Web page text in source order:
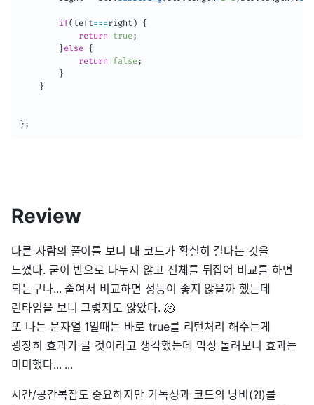
if(left===right )
{
return
true;
}else {
return
false;
}
}
} ;
Review
다른 사람의 풀이를 보니 내 코드가 확실히 길다는 것을
느꼈다. 굳이 반으로 나누지 않고 전체를 뒤집어 비교를 하면
되는구나... 줄여서 비교하면 성능이 좋지 않을까 했는데
런타임을 보니 그렇지도 않았다. 🫠
또 나는 문자열 1일때는 바로 true를 리턴처리 해주는게
굉장히 효과가 클 것이라고 생각했는데 막상 돌려보니 효과는
미미했다... ...
시간/공간복잡도 중요하지만 가독성과 코드의 낭비(?!)를